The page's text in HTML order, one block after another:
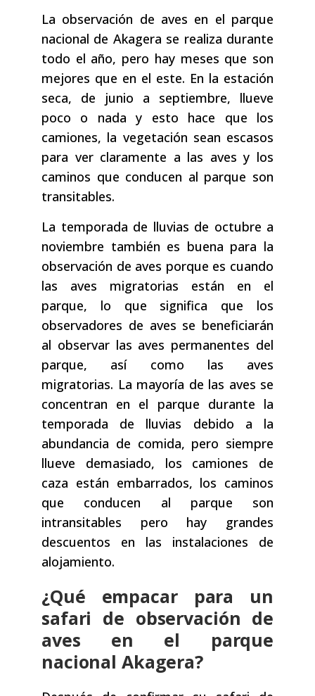
La observación de aves en el parque
nacional de Akagera se realiza durante
todo el año, pero hay meses que son
mejores que en el este. En la estación
seca, de junio a septiembre, llueve
poco o nada y esto hace que los
camiones, la vegetación sean escasos
para ver claramente a las aves y los
caminos que conducen al parque son
transitables.
La temporada de lluvias de octubre a
noviembre también es buena para la
observación de aves porque es cuando
las aves migratorias están en el
parque, lo que significa que los
observadores de aves se beneficiarán
al observar las aves permanentes del
parque, así como las aves
migratorias. La mayoría de las aves se
concentran en el parque durante la
temporada de lluvias debido a la
abundancia de comida, pero siempre
llueve demasiado, los camiones de
caza están embarrados, los caminos
que conducen al parque son
intransitables pero hay grandes
descuentos en las instalaciones de
alojamiento.
¿Qué empacar para un
safari de observación de
aves en el parque
nacional Akagera?